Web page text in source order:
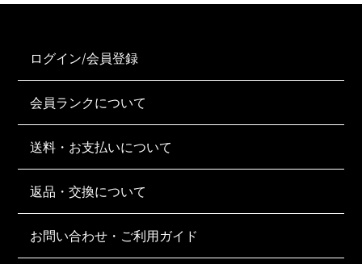
ログイン/会員登録
会員ランクについて
送料・お支払いについて
返品・交換について
お問い合わせ・ご利用ガイド